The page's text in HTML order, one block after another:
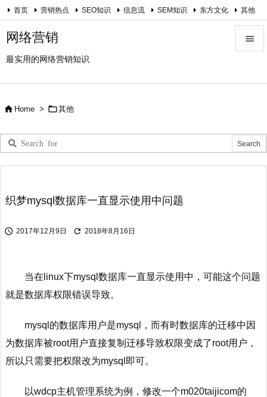
网络营销
最实用的网络营销知识

Prev

Next
首页 营销热点 SEO知识 信息流 SEM知识 东方文化 其他
关于我
 Home > 其他
织梦mysql数据库一直显示使用中问题
 2017年12月9日  2018年8月16日
当在linux下mysql数据库一直显示使用中，可能这个问题
就是数据库权限错误导致。
mysql的数据库用户是mysql，而有时数据库的迁移中因
为数据库被root用户直接复制迁移导致权限变成了root用户，
所以只需要把权限改为mysql即可。
以wdcp主机管理系统为例，修改一个m020taijicom的